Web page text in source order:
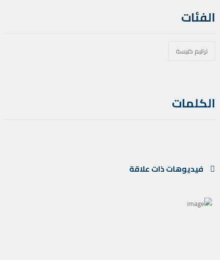
الفئات
ترانيم كنيسة
الكلمات
فيديوهات ذات علاقة